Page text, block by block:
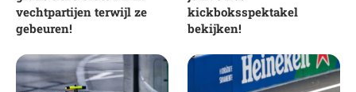
vechtpartijen terwijl ze
gebeuren!
kickboksspektakel
bekijken!